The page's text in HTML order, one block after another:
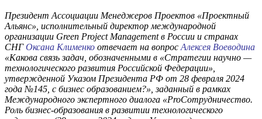
Президент Ассоциации Менеджеров Проектов «Проектный
Альянс», исполнительный директор международной
организации Green Project Management в России и странах
СНГОксана Клименко отвечает на вопрос Алексея Воеводина
«Какова связь задач, обозначенными в «Стратегии научно —
технологического развития Российской Федерации»,
утвержденной Указом Президента РФ от 28 февраля 2024
года №145, с бизнес образованием?», заданный в рамках
Международного экспертного диалога «ProСотрудничество.
Роль бизнес-образования в развитии технологического